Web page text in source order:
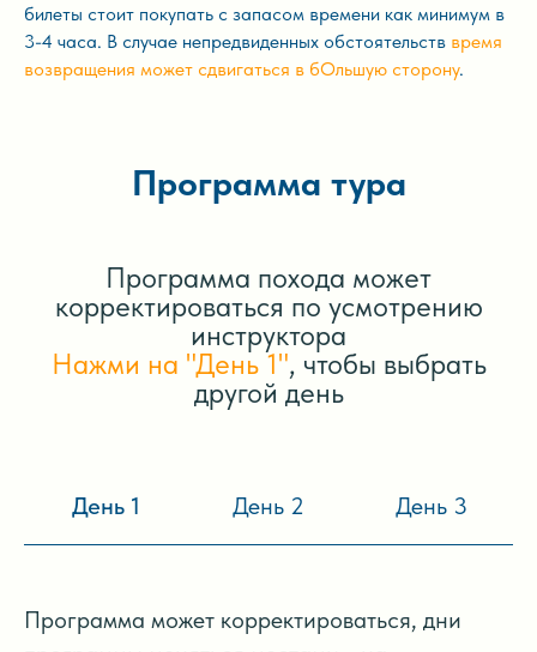
билеты стоит покупать с запасом времени как минимум в
3-4 часа. В случае непредвиденных обстоятельств время
возвращения может сдвигаться в бОльшую сторону.
Программа тура
Программа похода может
корректироваться по усмотрению
инструктора
Нажми на "День 1", чтобы выбрать
другой день
День 1 День 2 День 3
Программа может корректироваться, дни